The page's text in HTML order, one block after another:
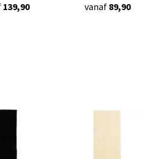
139,90 vanaf 89,90